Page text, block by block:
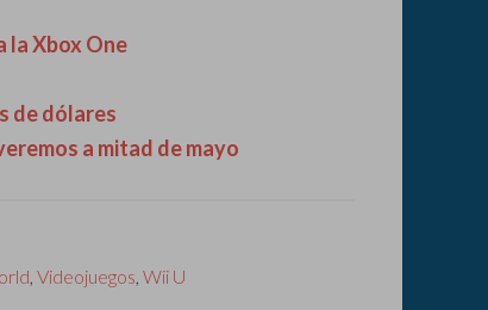
la Xbox One
de dólares
a mitad de mayo
, Videojuegos, Wii U